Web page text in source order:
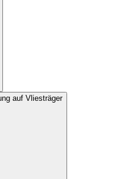
auf Vliesträger